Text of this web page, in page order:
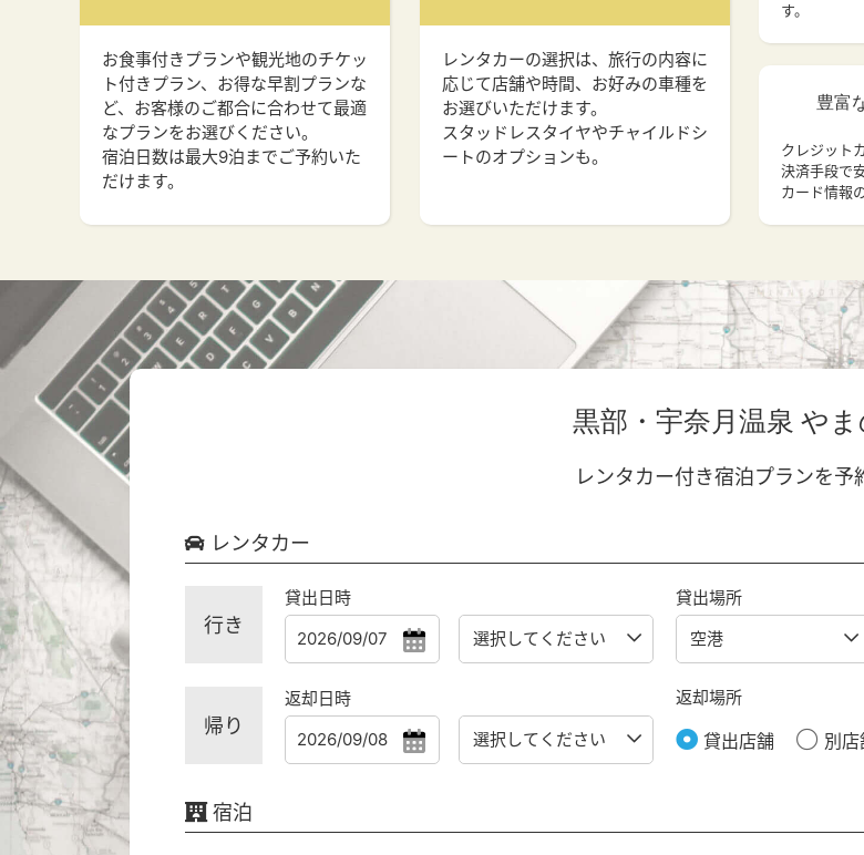
お食事付きプランや観光地のチケッ
ト付きプラン、お得な早割プランな
ど、お客様のご都合に合わせて最適
なプランをお選びください。
宿泊日数は最大9泊までご予約いた
だけます。
レンタカーの選択は、旅行の内容に
応じて店舗や時間、お好みの車種を
お選びいただけます。
スタッドレスタイヤやチャイルドシ
ートのオプションも。
す。
豊富
クレジット
決済手段で
カード情報
黒部・宇奈月温泉 やま
レンタカー付き宿泊プランを予
レンタカー
行き
貸出日時 貸出場所
帰り
返却日時 返却場所
貸出店舗 別店
宿泊